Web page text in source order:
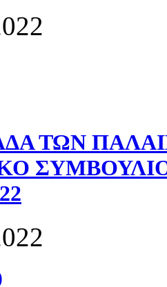
ΤΩΝ